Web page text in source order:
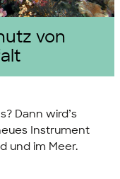
von
Dann wird’s
Instrument
und im Meer.